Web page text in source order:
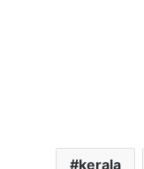
kerala